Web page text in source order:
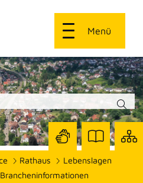
Menü
Rathaus
Lebenslagen
Brancheninformationen
Seite
mit
Seite
mit